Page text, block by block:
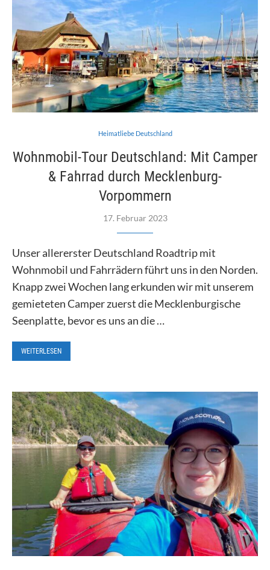
Heimatliebe Deutschland
Wohnmobil-Tour Deutschland: Mit Camper
& Fahrrad durch Mecklenburg-
Vorpommern
17. Februar 2023
Unser allererster Deutschland Roadtrip mit
Wohnmobil und Fahrrädern führt uns in den Norden.
Knapp zwei Wochen lang erkunden wir mit unserem
gemieteten Camper zuerst die Mecklenburgische
Seenplatte, bevor es uns an die …
WEITERLESEN